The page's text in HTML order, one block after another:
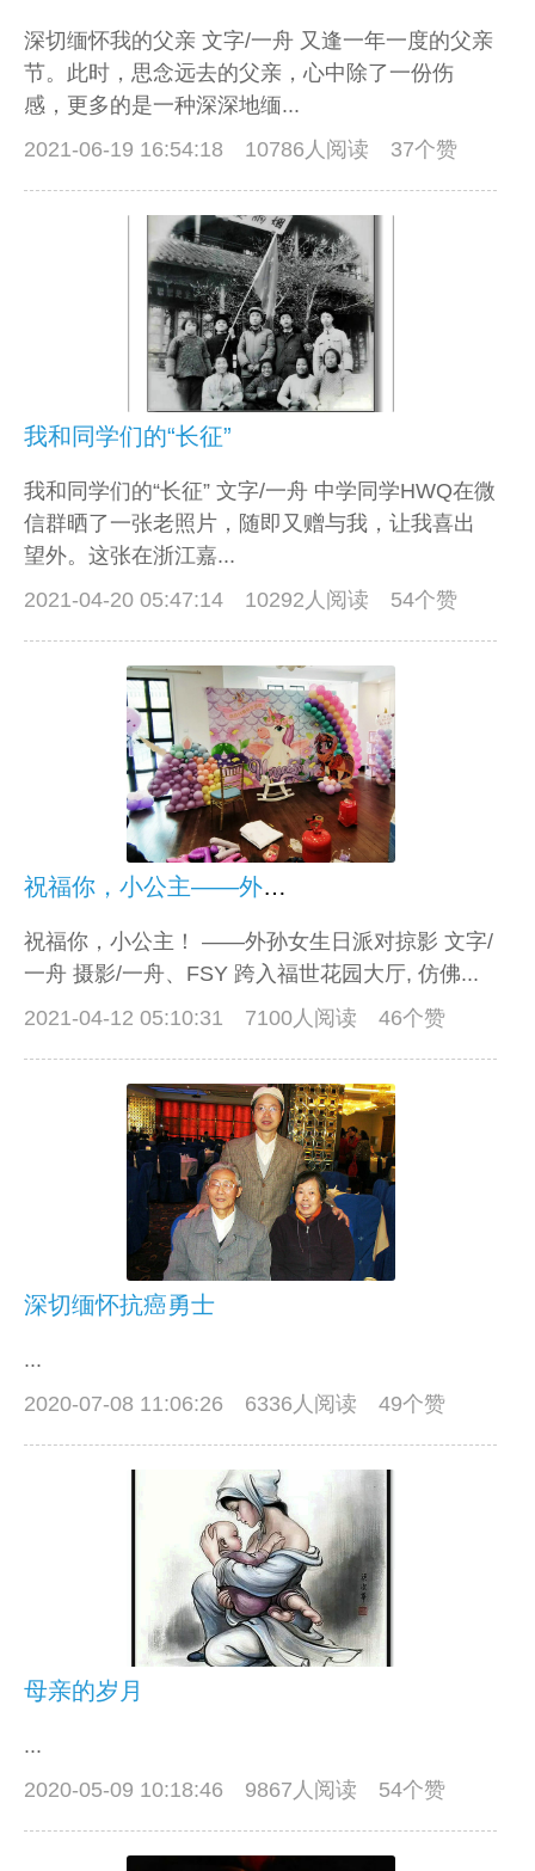
深切缅怀我的父亲 文字/一舟 又逢一年一度的父亲
节。此时，思念远去的父亲，心中除了一份伤
感，更多的是一种深深地缅...
2021-06-19 16:54:18
10786人阅读 37个赞
我和同学们的“长征”
我和同学们的“长征” 文字/一舟 中学同学HWQ在微
信群晒了一张老照片，随即又赠与我，让我喜出
望外。这张在浙江嘉...
2021-04-20 05:47:14
10292人阅读 54个赞
祝福你，小公主——外孙女生日派对掠影
祝福你，小公主！ ——外孙女生日派对掠影 文字/
一舟 摄影/一舟、FSY 跨入福世花园大厅, 仿佛...
2021-04-12 05:10:31
7100人阅读 46个赞
深切缅怀抗癌勇士
...
2020-07-08 11:06:26
6336人阅读 49个赞
母亲的岁月
...
2020-05-09 10:18:46
9867人阅读 54个赞